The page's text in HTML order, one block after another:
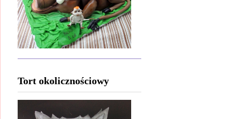
Tort okolicznościowy